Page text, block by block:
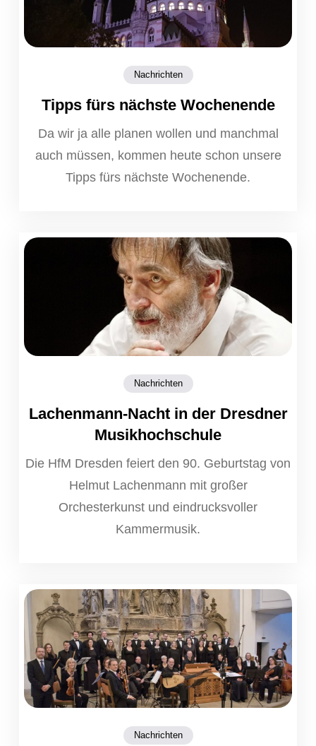
Nachrichten
Tipps fürs nächste Wochenende
Da wir ja alle planen wollen und manchmal
auch müssen, kommen heute schon unsere
Tipps fürs nächste Wochenende.
Nachrichten
Lachenmann-Nacht in der Dresdner
Musikhochschule
Die HfM Dresden feiert den 90. Geburtstag von
Helmut Lachenmann mit großer
Orchesterkunst und eindrucksvoller
Kammermusik.
Nachrichten